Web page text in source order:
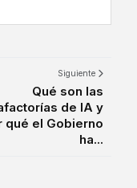
Siguiente
Qué son las
de IA y
qué el Gobierno
ha...